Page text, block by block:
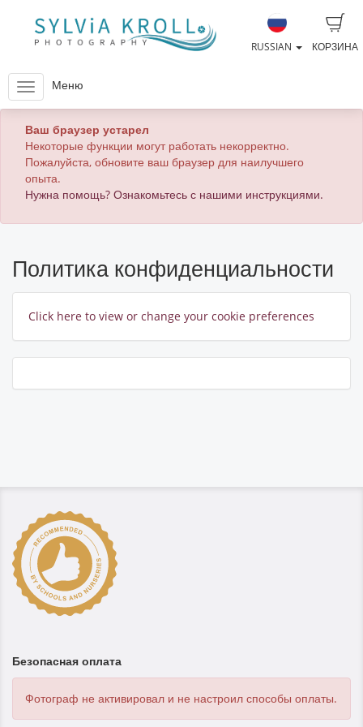
КОРЗИНА
RUSSIAN
Меню
Ваш браузер устарел
Некоторые функции могут работать некорректно.
Пожалуйста, обновите ваш браузер для наилучшего
опыта.
Нужна помощь? Ознакомьтесь с нашими инструкциями.
Политика конфиденциальности
Click here to view or change your cookie preferences
Безопасная оплата
Фотограф не активировал и не настроил способы оплаты.